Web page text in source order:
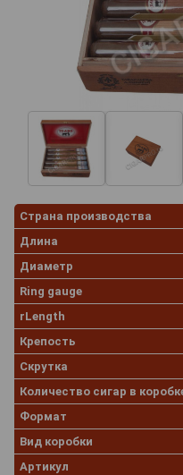
Страна производства
Длина
Диаметр
Ring gauge
rLength
Крепость
Скрутка
Количество сигар в
Формат
Вид коробки
Артикул